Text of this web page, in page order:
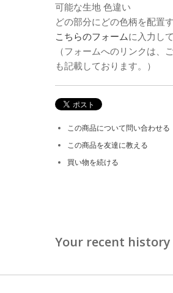
可能な生地 色違い
どの部分にどの色柄を配置
こちらのフォームに入力し
（フォームへのリンクは、
も記載しております。）
この商品について問い合わせる
この商品を友達に教える
買い物を続ける
Your recent history